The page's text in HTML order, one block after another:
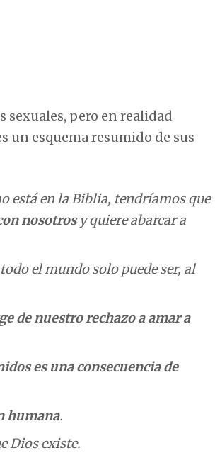
sexuales, pero en realidad
un esquema resumido de sus
está en la Biblia, tendríamos que
nosotrosy quiere abarcar a
el mundo solo puede ser, al
de nuestro rechazo a amar a
es una consecuencia de
humana.
Dios existe.